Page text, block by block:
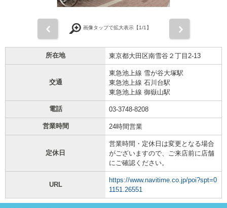
画像タップで拡大表示【1/1】
所在地 東京都大田区南雪谷２丁目2-13
交通
東急池上線 雪が谷大塚駅
東急池上線 石川台駅
東急池上線 御嶽山駅
電話 03-3748-8208
営業時間 24時間営業
定休日
営業時間・定休日は変更となる場合
がございますので、ご来店前に店舗
にご確認ください。
URL
https://www.navitime.co.jp/poi?spt=0
1151.26551